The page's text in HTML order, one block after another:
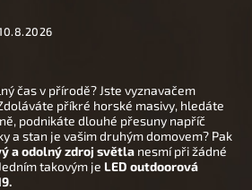
čas v přírodě? Jste vyznavačem
příkré horské masivy, hledáte
podnikáte dlouhé přesuny napříč
a stan je vašim druhým domovem? Pak
a odolný zdroj světla nesmí při žádné
takovým je LED outdoorová